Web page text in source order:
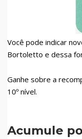
Você pode indicar
Bortoletto e dessa
Ganhe sobre a
10º nível.
Acumule